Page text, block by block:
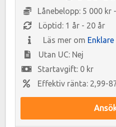
Lånebelopp: 5 000 kr
Löptid: 1 år - 20 år
Läs mer om Enklare
Utan UC: Nej
Startavgift: 0 kr
Effektiv ränta: 2,99-